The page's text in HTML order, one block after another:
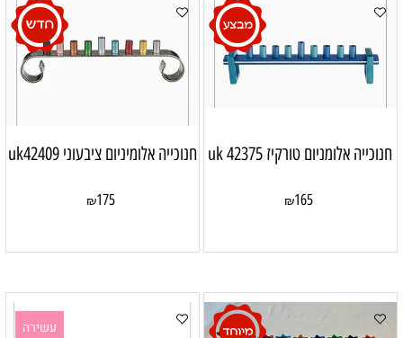
חנוכייה אלומניום טורקיז uk 42375
₪165
חנוכייה אלומיניום ציבעוני uk42409
₪175
עשירה